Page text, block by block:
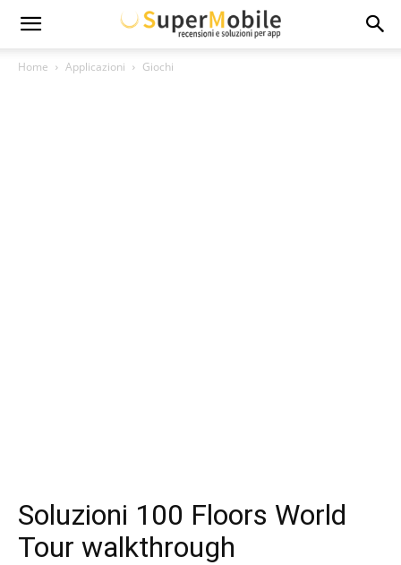
Super
Home Applicazioni Giochi
Soluzioni 100 Floors World
Tour walkthrough